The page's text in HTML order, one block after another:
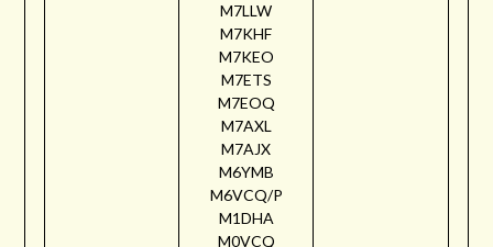
M7LLW
M7KHF
M7KEO
M7ETS
M7EOQ
M7AXL
M7AJX
M6YMB
M6VCQ/P
M1DHA
M0VCQ